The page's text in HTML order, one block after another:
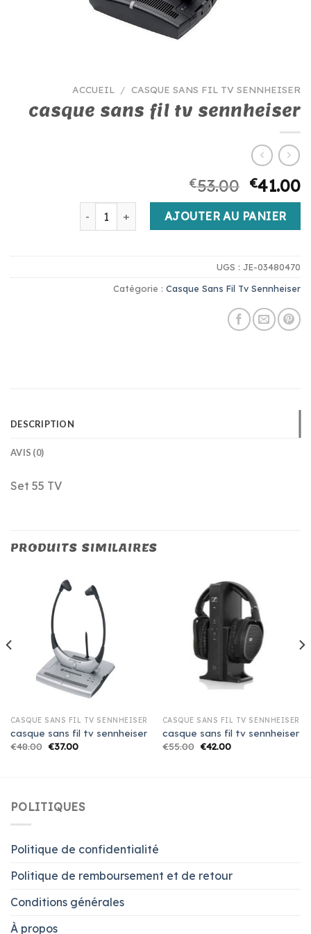
ACCUEIL / CASQUE SANS FIL TV SENNHEISER
casque sans fil tv sennheiser
€53.00 €41.00
quantité de casque sans fil tv sennheiser
AJOUTER AU PANIER
UGS : JE-03480470
Catégorie : Casque Sans Fil Tv Sennheiser
DESCRIPTION
AVIS (0)
Set 55 TV
PRODUITS SIMILAIRES
CASQUE SANS FIL TV SENNHEISER
casque sans fil tv sennheiser
€48.00 €37.00
CASQUE SANS FIL TV SENNHEISER
casque sans fil tv sennheiser
€55.00 €42.00
POLITIQUES
Politique de confidentialité
Politique de remboursement et de retour
Conditions générales
À propos